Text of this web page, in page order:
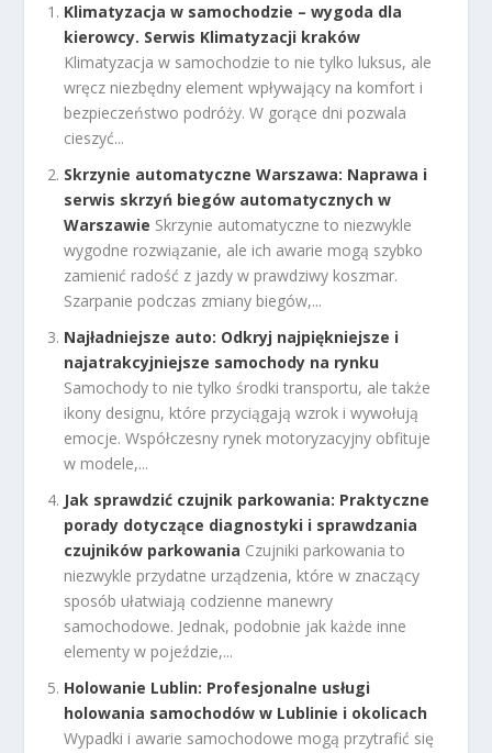
Klimatyzacja w samochodzie – wygoda dla
kierowcy. Serwis Klimatyzacji kraków
Klimatyzacja w samochodzie to nie tylko luksus, ale
wręcz niezbędny element wpływający na komfort i
bezpieczeństwo podróży. W gorące dni pozwala
cieszyć...
Skrzynie automatyczne Warszawa: Naprawa i
serwis skrzyń biegów automatycznych w
Warszawie Skrzynie automatyczne to niezwykle
wygodne rozwiązanie, ale ich awarie mogą szybko
zamienić radość z jazdy w prawdziwy koszmar.
Szarpanie podczas zmiany biegów,...
Najładniejsze auto: Odkryj najpiękniejsze i
najatrakcyjniejsze samochody na rynku
Samochody to nie tylko środki transportu, ale także
ikony designu, które przyciągają wzrok i wywołują
emocje. Współczesny rynek motoryzacyjny obfituje
w modele,...
Jak sprawdzić czujnik parkowania: Praktyczne
porady dotyczące diagnostyki i sprawdzania
czujników parkowania Czujniki parkowania to
niezwykle przydatne urządzenia, które w znaczący
sposób ułatwiają codzienne manewry
samochodowe. Jednak, podobnie jak każde inne
elementy w pojeździe,...
Holowanie Lublin: Profesjonalne usługi
holowania samochodów w Lublinie i okolicach
Wypadki i awarie samochodowe mogą przytrafić się